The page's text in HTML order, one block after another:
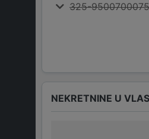
325-
NEKRETNINE U